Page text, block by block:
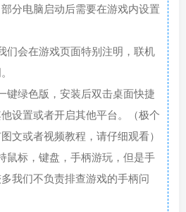
分电脑启动后需要在游戏内设置
们会在游戏页面特别注明，联机
键绿色版，安装后双击桌面快捷
设置或者开启其他平台。（极个
文或者视频教程，请仔细观看）
鼠标，键盘，手柄游玩，但是手
我们不负责排查游戏的手柄问